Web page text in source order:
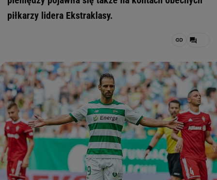
piłkarzy lidera Ekstraklasy.